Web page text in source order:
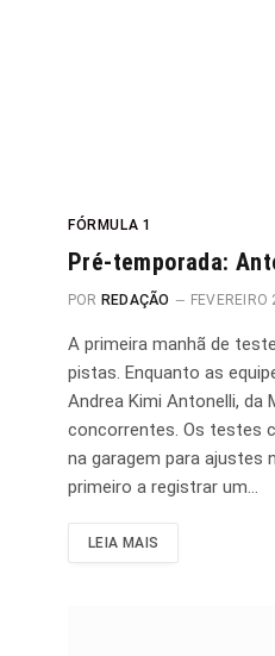
FÓRMULA 1
Pré-temporada:
POR REDAÇÃO
A primeira manhã de
pistas. Enquanto as
Andrea Kimi Antonelli,
concorrentes. Os testes
na garagem para ajustes
primeiro a registrar um…
LEIA MAIS